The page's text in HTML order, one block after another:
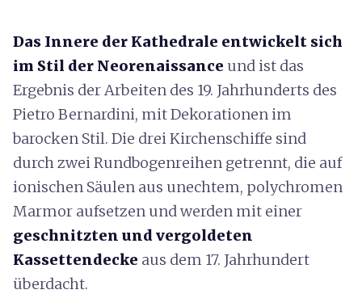
Das Innere der Kathedrale entwickelt sich
im Stil der Neorenaissance und ist das
Ergebnis der Arbeiten des 19. Jahrhunderts des
Pietro Bernardini, mit Dekorationen im
barocken Stil. Die drei Kirchenschiffe sind
durch zwei Rundbogenreihen getrennt, die auf
ionischen Säulen aus unechtem, polychromen
Marmor aufsetzen und werden mit einer
geschnitzten und vergoldeten
Kassettendecke aus dem 17. Jahrhundert
überdacht.